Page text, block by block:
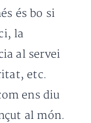
és bo si
la
al servei
etc.
ens diu
al món.